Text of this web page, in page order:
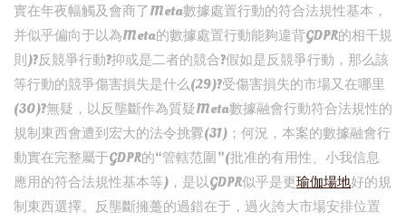
實在年夜幅觸及會商了Meta數據處置行動的符合法規性基本，
并似乎偏向于以為Meta的數據處置行動能夠違背GDPR的相干規
則)?反競爭行動?抑或是二者的競合?假如是反競爭行動，那么該
等行動的競爭傷害損失是什么(29)?受傷害損失的市場又在哪里
(30)?無疑，以反壟斷作為質疑Meta數據融會行動符合法規性的
規制東西會遭到宏大的法令挑釁(31)；何況，本案的數據融會行
動實在完整屬于GDPR的“管轄范圍”(批准的有用性、小我信息
應用的符合法規性基本等)，是以GDPR似乎是更瑜伽場地好的規
制東西選擇。反壟斷擁躉的過錯在于，過火誇大市場安排位置